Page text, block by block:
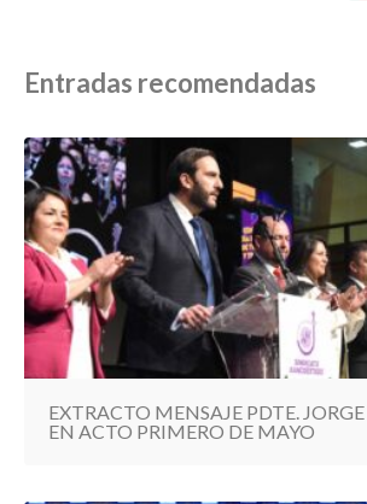
Entradas recomendadas
EXTRACTO MENSAJE PDTE. JORGE
EN ACTO PRIMERO DE MAYO